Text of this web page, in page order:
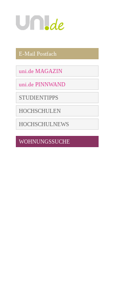
E-Mail Postfach
uni.de MAGAZIN
uni.de PINNWAND
STUDIENTIPPS
HOCHSCHULEN
HOCHSCHULNEWS
WOHNUNGSSUCHE